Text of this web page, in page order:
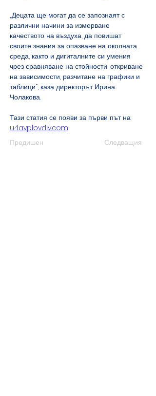
„Децата ще могат да се запознаят с
различни начини за измерване
качеството на въздуха, да повишат
своите знания за опазване на околната
среда, както и дигиталните си умения
чрез сравняване на стойности, откриване
на зависимости, разчитане на графики и
таблици“, каза директорът Ирина
Чолакова.
Тази статия се появи за първи път на
u4avplovdiv.com
Предишен Следващия